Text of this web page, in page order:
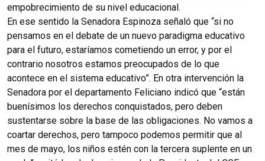
empobrecimiento de su nivel educacional.
En ese sentido la Senadora Espinoza señaló que “si no
pensamos en el debate de un nuevo paradigma educativo
para el futuro, estaríamos cometiendo un error, y por el
contrario nosotros estamos preocupados de lo que
acontece en el sistema educativo”. En otra intervención la
Senadora por el departamento Feliciano indicó que “están
buenísimos los derechos conquistados, pero deben
sustentarse sobre la base de las obligaciones. No vamos a
coartar derechos, pero tampoco podemos permitir que al
mes de mayo, los niños estén con la tercera suplente en un